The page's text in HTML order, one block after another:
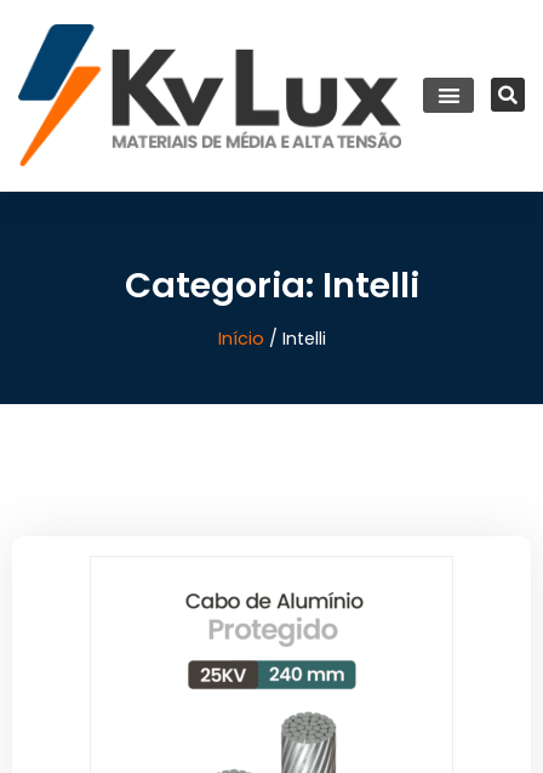
Categoria: Intelli
Início / Intelli